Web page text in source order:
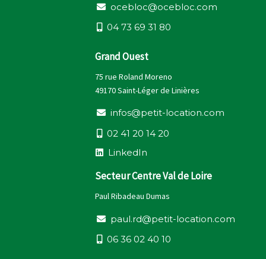
ocebloc@ocebloc.com
04 73 69 31 80
Grand Ouest
75 rue Roland Moreno
49170 Saint-Léger de Linières
infos@petit-location.com
02 41 20 14 20
LinkedIn
Secteur Centre Val de Loire
Paul Ribadeau Dumas
paul.rd@petit-location.com
06 36 02 40 10